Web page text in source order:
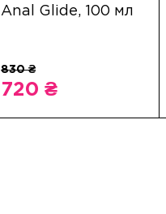
Anal Glide, 100 мл
720 ₴